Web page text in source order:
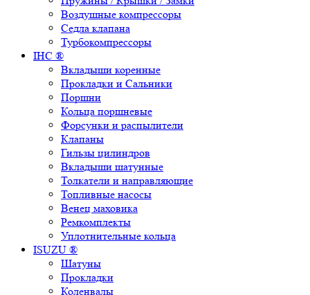
Воздушные компрессоры
Седла клапана
Турбокомпрессоры
IHC ®
Вкладыши коренные
Прокладки и Сальники
Поршни
Кольца поршневые
Форсунки и распылители
Клапаны
Гильзы цилиндров
Вкладыши шатунные
Толкатели и направляющие
Топливные насосы
Венец маховика
Ремкомплекты
Уплотнительные кольца
ISUZU ®
Шатуны
Прокладки
Коленвалы